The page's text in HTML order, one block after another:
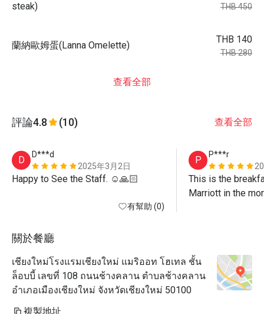
steak)
THB 450
蘭納歐姆蛋(Lanna Omelette)
THB 140
THB 280
查看全部
評論4.8 (10) 查看全部
D
D***d
2025年3月2日
Happy to See the Staff. ☺️🙏🏻
有幫助 (0)
P
P***r
This is the
Marriott in the
關於餐廳
เชียงใหม่โรงแรมเชียงใหม่ แมริออท โฮเทล ชั้น
ล็อบบี้ เลขที่ 108 ถนนช้างคลาน ตำบลช้างคลาน
อำเภอเมืองเชียงใหม่ จังหวัดเชียงใหม่ 50100
複製地址